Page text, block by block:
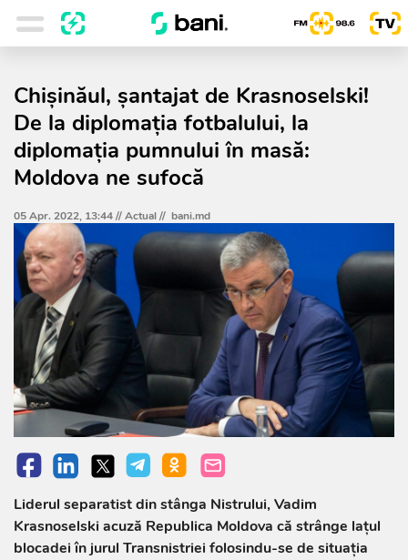
Chișinăul, șantajat de Krasnoselski!
De la diplomația fotbalului, la
diplomația pumnului în masă:
Moldova ne sufocă
05 Apr. 2022, 13:44 //Actual// bani.md
Liderul separatist din stânga Nistrului, Vadim
Krasnoselski acuză Republica Moldova că strânge lațul
blocadei în jurul Transnistriei folosindu-se de situația